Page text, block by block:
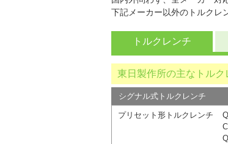
下記メーカー以外のトルクレ
トルクレンチ
東日製作所の主なトルク
シグナル式トルクレンチ
プリセット形トルクレンチ